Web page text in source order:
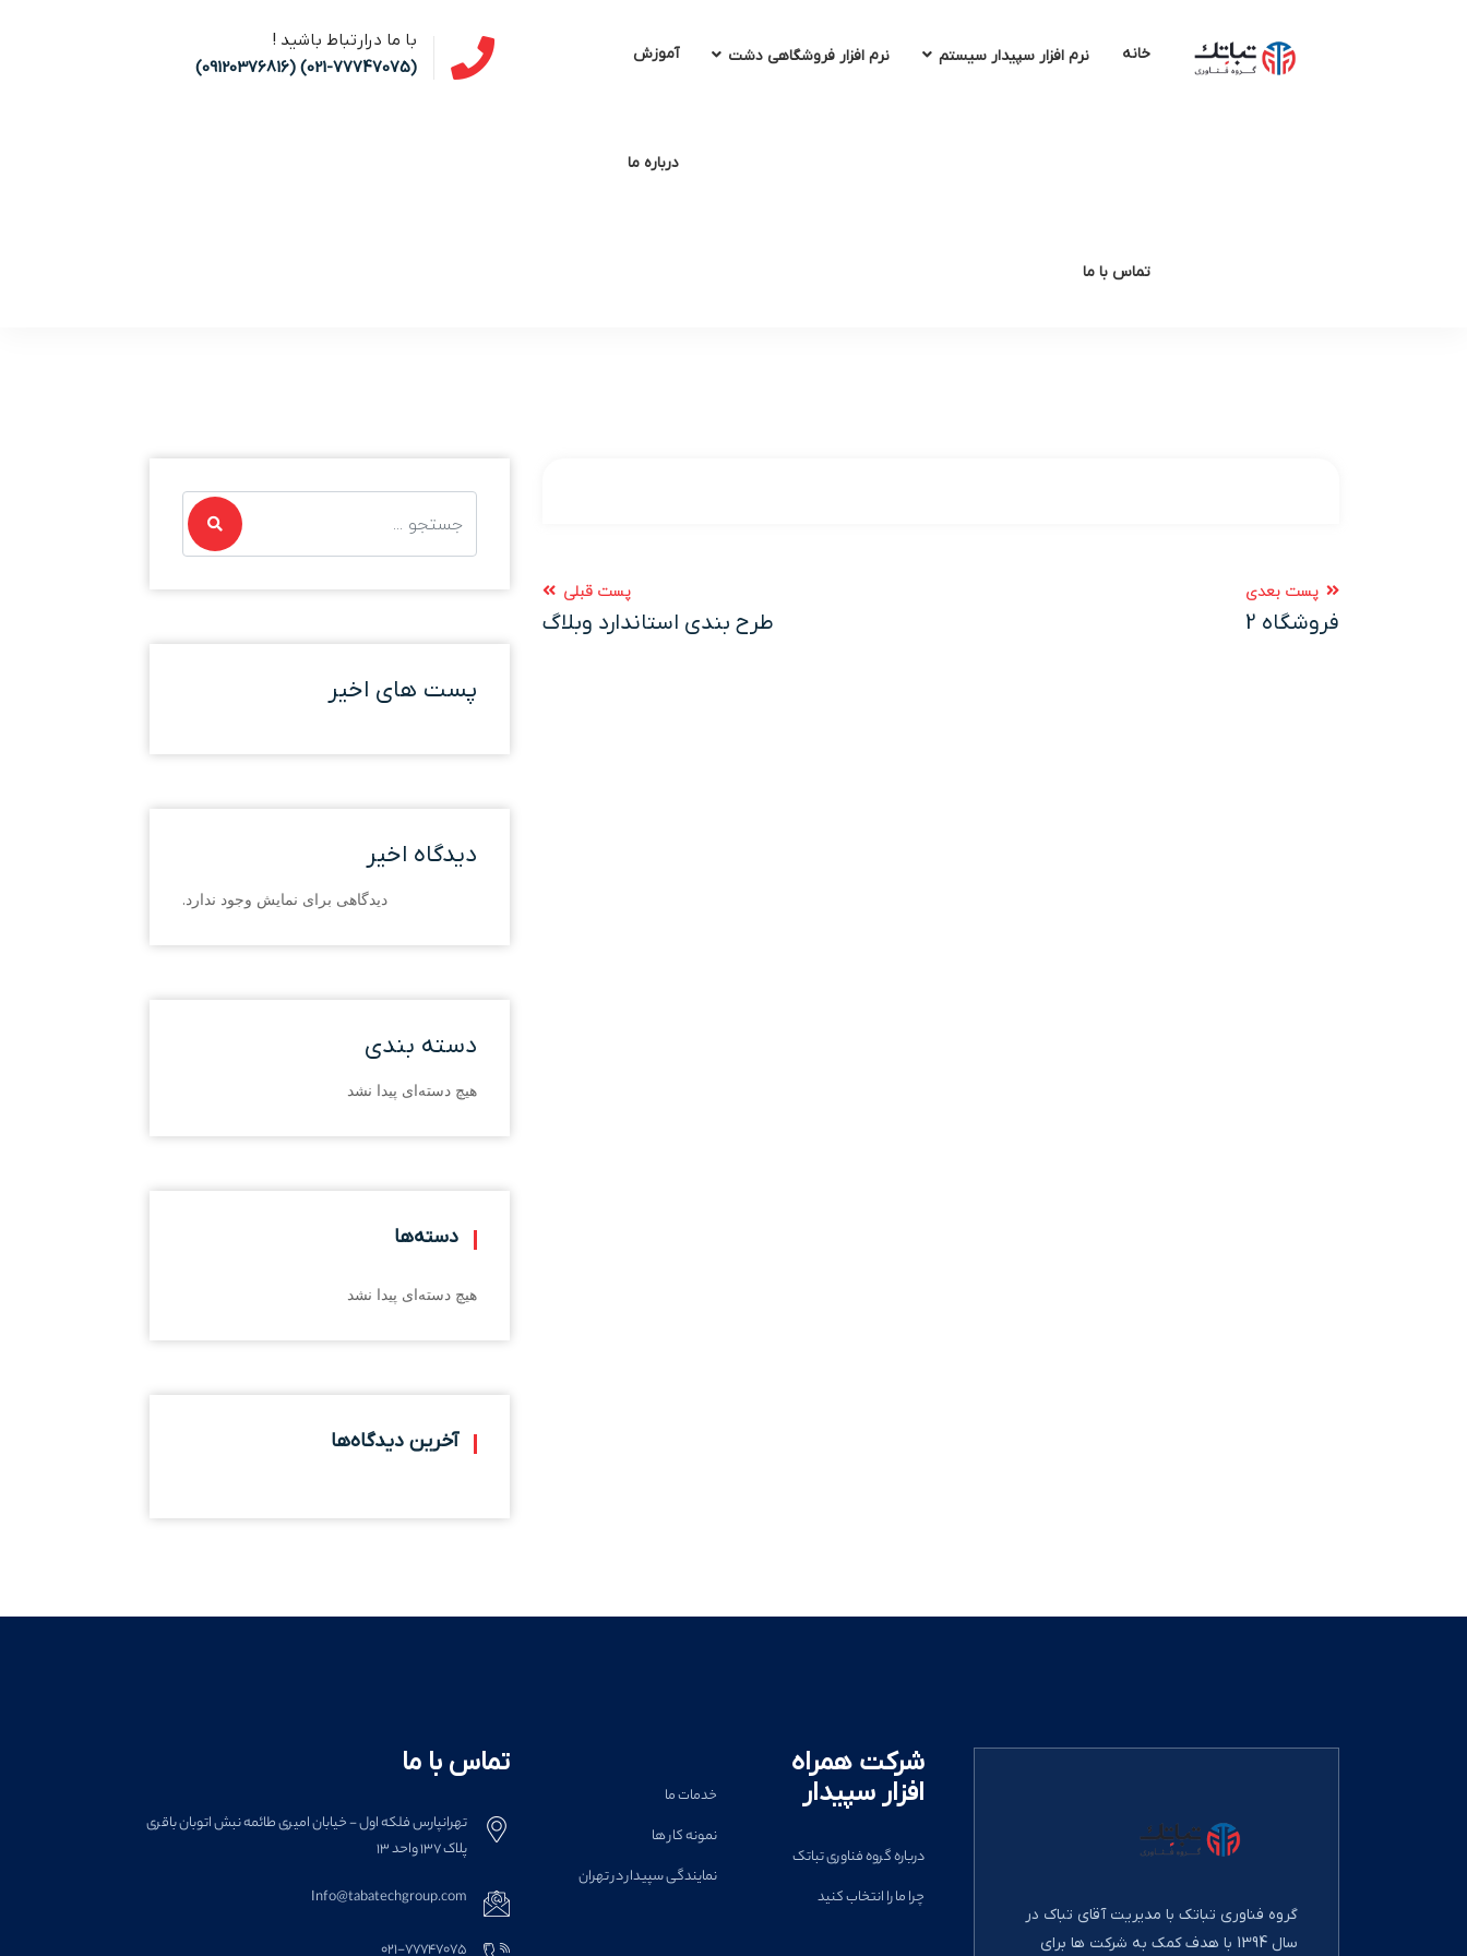
با ما درارتباط باشید !
(021-77747075) (09120376816)
خانه نرم افزار سپیدار سیستم نرم افزار فروشگاهی دشت آموزش
درباره ما
تماس با ما
پست قبلی
طرح بندی استاندارد وبلاگ فروشگاه 2
پست های اخیر
دیدگاه اخیر
دیدگاهی برای نمایش وجود ندارد.
دسته بندی
هیچ دسته‌ای پیدا نشد
دسته‌ها
هیچ دسته‌ای پیدا نشد
آخرین دیدگاه‌ها
گروه فناوری تباتک با مدیریت آقای تباک در
سال 1394 با هدف کمک به شرکت ها برای
شرکت همراه
افزار سپیدار
درباره گروه فناوری تباتک
چرا ما را انتخاب کنید
خدمات ما
نمونه کار ها
نمایندگی سپیدار در تهران
تماس با ما
تهرانپارس فلکه اول - خیابان امیری طائمه نبش اتوبان باقری
پلاک 137 واحد 13
Info@tabatechgroup.com
021-77747075